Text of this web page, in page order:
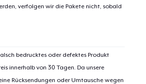
verfolgen wir die Pakete nicht, sobald
bedrucktes oder defektes Produkt
innerhalb von 30 Tagen. Da unsere
Rücksendungen oder Umtausche wegen